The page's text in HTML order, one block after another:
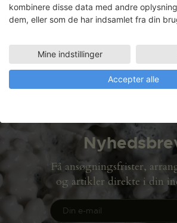
LÆS MERE
LÆS MERE
Få ansøgningsfrister,
og artikler direkte i din
kombinere disse data med andre
dem, eller som de har indsamlet fra din
Mine indstillinger
Accepter alle